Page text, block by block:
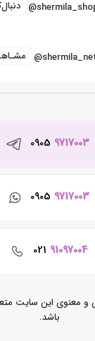
0905 9717003
0905 9717003
021 91097004
و معنوی این سایت
باشد.